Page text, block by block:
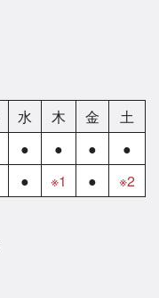
水 木 金
土
● ● ●
●
● ※1 ●
※2